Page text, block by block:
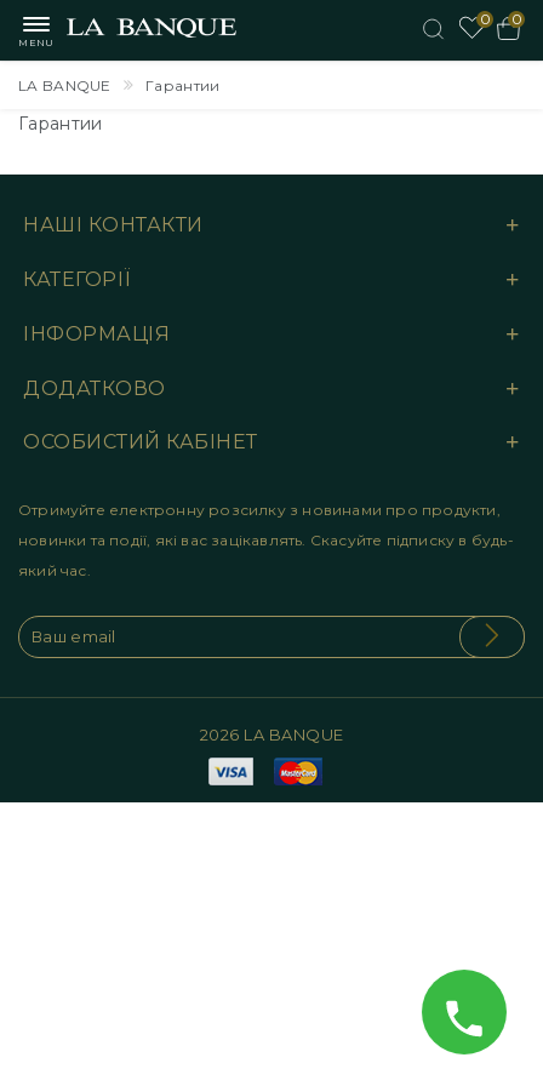
MENU
0
0
LA BANQUE Гарантии
Гарантии
НАШІ КОНТАКТИ
КАТЕГОРІЇ
ІНФОРМАЦІЯ
ДОДАТКОВО
ОСОБИСТИЙ КАБІНЕТ
Отримуйте електронну розсилку з новинами про продукти,
новинки та події, які вас зацікавлять. Скасуйте підписку в будь-
який час.
2026 LA BANQUE